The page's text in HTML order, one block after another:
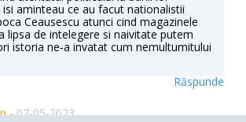
isi aminteau ce au facut nationalistii
Ceausescu atunci cind magazinele
lipsa de intelegere si naivitate putem
istoria ne-a invatat cum nemultumitului
Răspunde
-07-05-2023